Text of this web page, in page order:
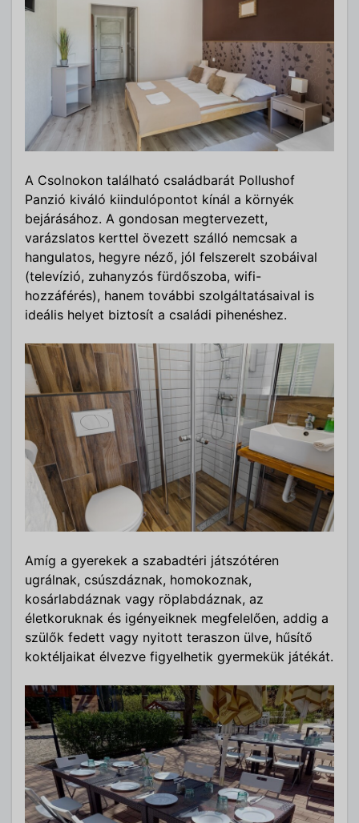
A Csolnokon található családbarát Pollushof
Panzió kiváló kiindulópontot kínál a környék
bejárásához. A gondosan megtervezett,
varázslatos kerttel övezett szálló nemcsak a
hangulatos, hegyre néző, jól felszerelt szobáival
(televízió, zuhanyzós fürdőszoba, wifi-
hozzáférés), hanem további szolgáltatásaival is
ideális helyet biztosít a családi pihenéshez.
Amíg a gyerekek a szabadtéri játszótéren
ugrálnak, csúszdáznak, homokoznak,
kosárlabdáznak vagy röplabdáznak, az
életkoruknak és igényeiknek megfelelően, addig a
szülők fedett vagy nyitott teraszon ülve, hűsítő
koktéljaikat élvezve figyelhetik gyermekük játékát.